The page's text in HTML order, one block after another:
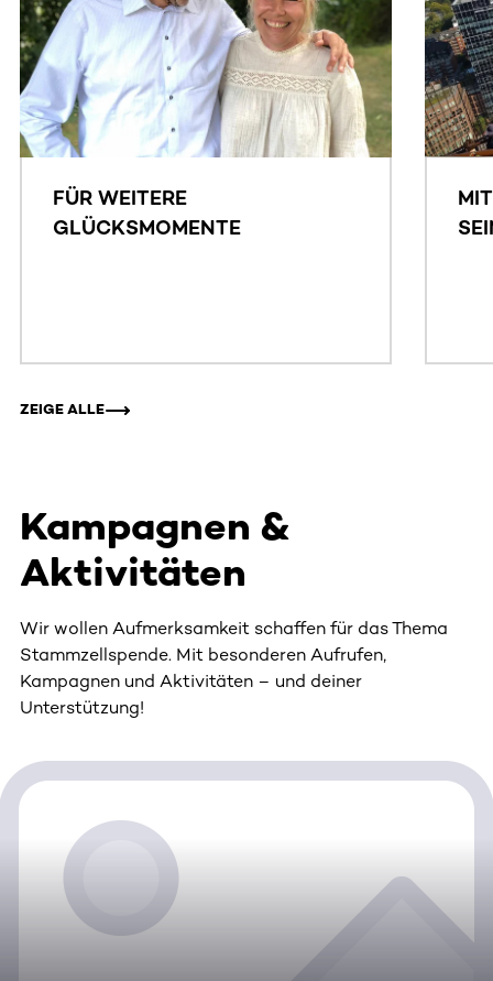
FÜR WEITERE
GLÜCKSMOMENTE
ZEIGE ALLE
Kampagnen &
Aktivitäten
Wir wollen Aufmerksamkeit schaffen für das Thema
Stammzellspende. Mit besonderen Aufrufen,
Kampagnen und Aktivitäten – und deiner
Unterstützung!